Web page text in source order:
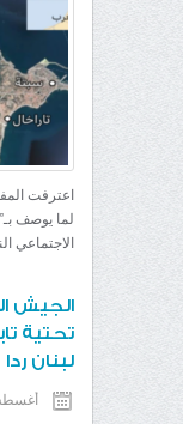
اعترفت
لما يوصف
الاجتماعي
الجيش
تحتية
لبنان
أغسطس 6,